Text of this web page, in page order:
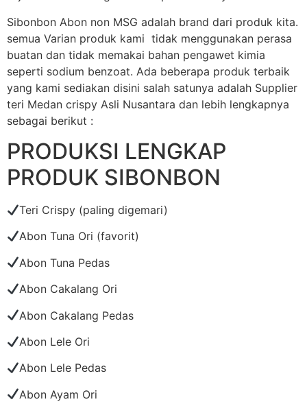
Sibonbon Abon non MSG adalah brand dari produk kita.
semua Varian produk kami tidak menggunakan perasa
buatan dan tidak memakai bahan pengawet kimia
seperti sodium benzoat. Ada beberapa produk terbaik
yang kami sediakan disini salah satunya adalah Supplier
teri Medan crispy Asli Nusantara dan lebih lengkapnya
sebagai berikut :
PRODUKSI LENGKAP
PRODUK SIBONBON
Teri Crispy (paling digemari)
Abon Tuna Ori (favorit)
Abon Tuna Pedas
Abon Cakalang Ori
Abon Cakalang Pedas
Abon Lele Ori
Abon Lele Pedas
Abon Ayam Ori